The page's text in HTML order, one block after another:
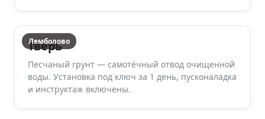
Лемболово
Тверь
Песчаный грунт — самотёчный отвод очищенной
воды. Установка под ключ за 1 день, пусконаладка
и инструктаж включены.